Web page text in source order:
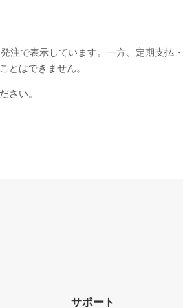
注で表示しています。一方、定期支払
とはできません。
さい。
サポート